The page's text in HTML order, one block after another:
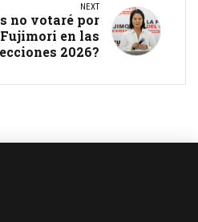
NEXT
no votaré por
en las
2026?